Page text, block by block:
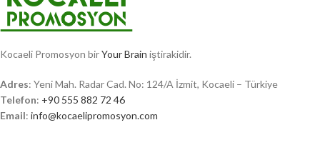
Kocaeli Promosyon birYour Brain iştirakidir.
Adres: Yeni Mah. Radar Cad. No: 124/A İzmit, Kocaeli – Türkiye
Telefon: +90 555 882 72 46
Email: info@kocaelipromosyon.com